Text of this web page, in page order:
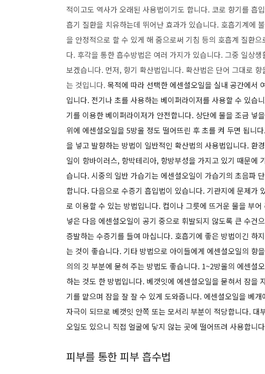
적이고도 역사가 오래된 사용법이기도 합니다. 코로 향기를 흡
흡기 질환을 치유하는데 뛰어난 효과가 있습니다. 호흡기계에
을 안정적으로 할 수 있게 해 줌으로써 기침 등의 호흡계 질환
다. 후각을 통한 흡수방법은 여러 가지가 있습니다. 그중 일상
보겠습니다. 먼저, 향기 확산법입니다. 확산법은 단어 그대로
는 것입니다. 목적에 따라 선택한 에센셜오일을 실내 공간에서
입니다. 전기나 초를 사용하는 베이퍼라이저를 사용할 수 있습
기를 이용한 베이퍼라이저가 안전합니다. 상단에 물을 조금 넣
위에 에센셜오일을 5방울 정도 떨어뜨린 후 초를 켜 두면 됩니다
을 넣고 발향하는 방법이 일반적인 확산법의 사용법입니다. 환
일이 항바이러스, 항박테리아, 항방부성을 가지고 있기 때문에
습니다. 시중의 일반 가습기는 에센셜오일이 가습기의 초음파
합니다. 다음으로 수증기 흡입법이 있습니다. 기관지에 문제가
로 이용할 수 있는 방법입니다. 컵이나 그릇에 뜨거운 물을 부
넣은 다음 에센셜오일이 공기 중으로 휘발되지 않도록 큰 수건
증발하는 수증기를 들여 마십니다. 호흡기에 좋은 방법이긴 하
는 것이 좋습니다. 기타 방법으로 아이들에게 에센셜오일의 향
의의 깃 부분에 묻혀 주는 방법도 좋습니다. 1~2방울의 에센셜
하는 것도 한 방법입니다. 베갯잇에 에센셜오일을 묻혀서 잠을
기를 맡으며 잠을 잘 잘 수 있게 도와줍니다. 에센셜오일을 베
자극이 되므로 베갯잇 안쪽 또는 모서리 부분이 적당합니다. 대
오일도 있으니 직접 얼굴에 닿지 않는 곳에 떨어뜨려 사용합니
피부를 통한 피부 흡수법